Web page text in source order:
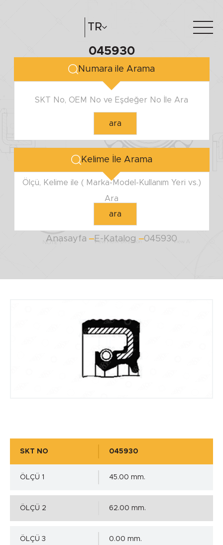
TR
Hakkımızda e-katalog
045930
Numara ile Arama
SKT No, OEM No ve Eşdeğer No İle Ara
ara
Kelime İle Arama
Ölçü, Kelime ile ( Marka-Model-Kullanım Yeri vs.)
Ara
ara
Anasayfa E-Katalog 045930
SKT NO 045930
ÖLÇÜ 1 45.00 mm.
ÖLÇÜ 2 62.00 mm.
ÖLÇÜ 3 0.00 mm.